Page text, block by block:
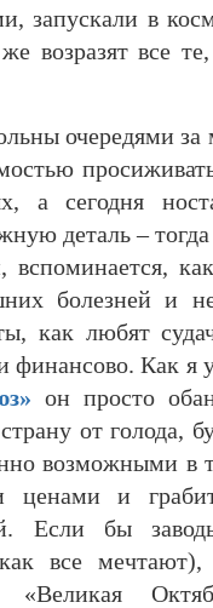
запускали в
возразят все
очередями
а сегодня
деталь –
болезней и
как любят
финансово. Как я
он просто
от голода,
возможными в
ценами и
Если бы
все